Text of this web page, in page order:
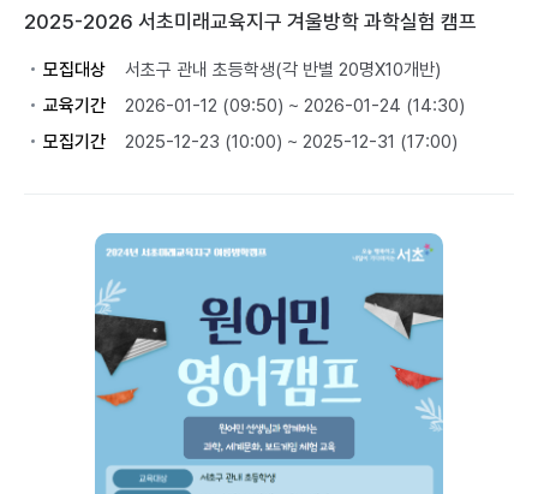
2025-2026 서초미래교육지구 겨울방학 과학실험 캠프
모집대상
서초구 관내 초등학생(각 반별 20명X10개반)
교육기간
2026-01-12 (09:50) ~ 2026-01-24 (14:30)
모집기간
2025-12-23 (10:00) ~ 2025-12-31 (17:00)